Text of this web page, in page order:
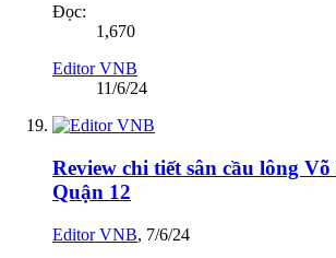
Đọc:
1,670
Editor VNB
11/6/24
Review chi tiết sân cầu lông
Quận 12
Editor VNB, 7/6/24